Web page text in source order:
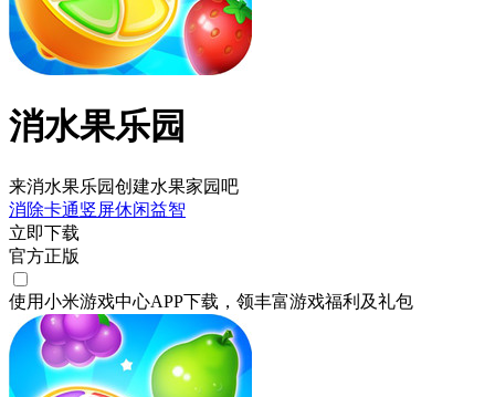
消水果乐园
来消水果乐园创建水果家园吧
消除卡通竖屏休闲益智
立即下载
官方正版
使用小米游戏中心APP下载 ，领丰富游戏福利 及礼包